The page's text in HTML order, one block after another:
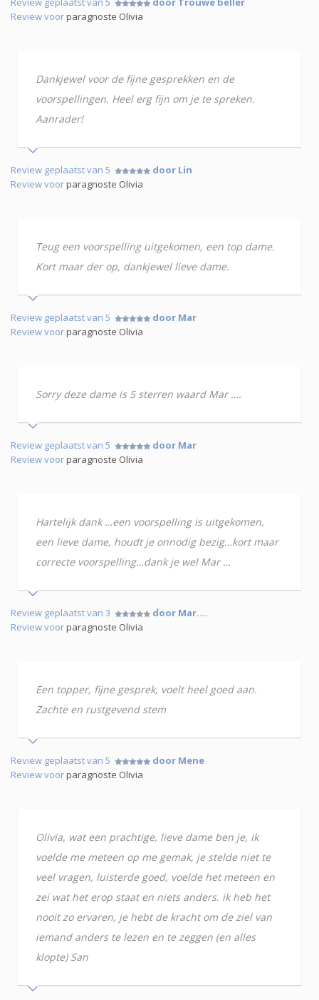
Review voorparagnoste Olivia
Dankjewel voor de fijne gesprekken en de
voorspellingen. Heel erg fijn om je te spreken.
Aanrader!
Review geplaatst van 5
door Lin
Review voorparagnoste Olivia
Teug een voorspelling uitgekomen, een top dame.
Kort maar der op, dankjewel lieve dame.
Review geplaatst van 5
door Mar
Review voorparagnoste Olivia
Sorry deze dame is 5 sterren waard Mar ….
Review geplaatst van 5
door Mar
Review voorparagnoste Olivia
Hartelijk dank …een voorspelling is uitgekomen,
een lieve dame, houdt je onnodig bezig…kort maar
correcte voorspelling…dank je wel Mar …
Review geplaatst van 3
door Mar….
Review voorparagnoste Olivia
Een topper, fijne gesprek, voelt heel goed aan.
Zachte en rustgevend stem
Review geplaatst van 5
door Mene
Review voorparagnoste Olivia
Olivia, wat een prachtige, lieve dame ben je, ik
voelde me meteen op me gemak, je stelde niet te
veel vragen, luisterde goed, voelde het meteen en
zei wat het erop staat en niets anders. ik heb het
nooit zo ervaren, je hebt de kracht om de ziel van
iemand anders te lezen en te zeggen (en alles
klopte) San